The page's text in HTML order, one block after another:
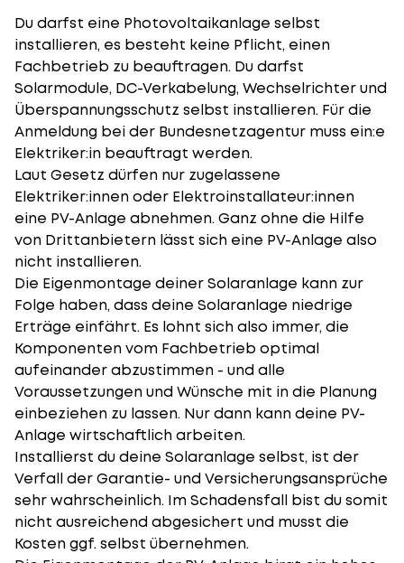
Du darfst eine Photovoltaikanlage selbst
installieren, es besteht keine Pflicht, einen
Fachbetrieb zu beauftragen. Du darfst
Solarmodule, DC-Verkabelung, Wechselrichter und
Überspannungsschutz selbst installieren. Für die
Anmeldung bei der Bundesnetzagentur muss ein:e
Elektriker:in beauftragt werden.
Laut Gesetz dürfen nur zugelassene
Elektriker:innen oder Elektroinstallateur:innen
eine PV-Anlage abnehmen. Ganz ohne die Hilfe
von Drittanbietern lässt sich eine PV-Anlage also
nicht installieren.
Die Eigenmontage deiner Solaranlage kann zur
Folge haben, dass deine Solaranlage niedrige
Erträge einfährt. Es lohnt sich also immer, die
Komponenten vom Fachbetrieb optimal
aufeinander abzustimmen - und alle
Voraussetzungen und Wünsche mit in die Planung
einbeziehen zu lassen. Nur dann kann deine PV-
Anlage wirtschaftlich arbeiten.
Installierst du deine Solaranlage selbst, ist der
Verfall der Garantie- und Versicherungsansprüche
sehr wahrscheinlich. Im Schadensfall bist du somit
nicht ausreichend abgesichert und musst die
Kosten ggf. selbst übernehmen.